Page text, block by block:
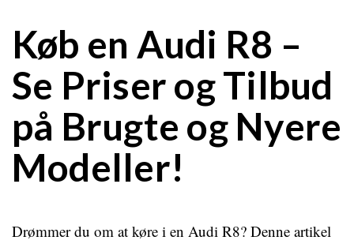
Køb en Audi R8 –
Se Priser og Tilbud
på Brugte og Nyere
Modeller!
Drømmer du om at køre i en Audi R8? Denne artikel